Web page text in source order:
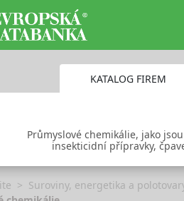
KATALOG FIREM
Průmyslové chemikálie, jako
insekticidní přípravky,
Suroviny, energetika a